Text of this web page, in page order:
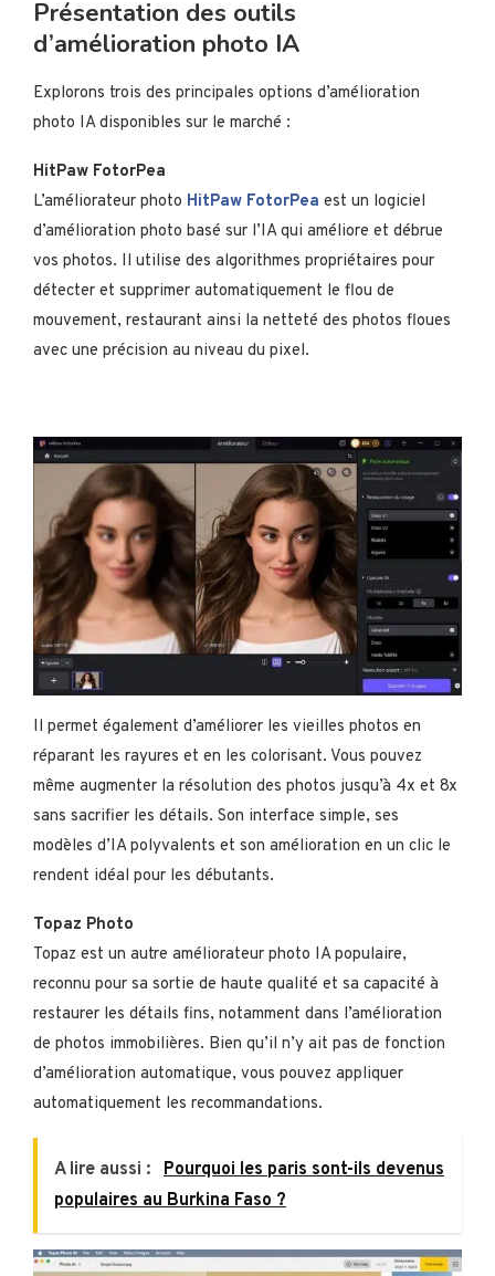
Présentation des outils
d’amélioration photo IA
Explorons trois des principales options d’amélioration
photo IA disponibles sur le marché :
HitPaw FotorPea
L’améliorateur photo HitPaw FotorPea est un logiciel
d’amélioration photo basé sur l’IA qui améliore et débrue
vos photos. Il utilise des algorithmes propriétaires pour
détecter et supprimer automatiquement le flou de
mouvement, restaurant ainsi la netteté des photos floues
avec une précision au niveau du pixel.
Il permet également d’améliorer les vieilles photos en
réparant les rayures et en les colorisant. Vous pouvez
même augmenter la résolution des photos jusqu’à 4x et 8x
sans sacrifier les détails. Son interface simple, ses
modèles d’IA polyvalents et son amélioration en un clic le
rendent idéal pour les débutants.
Topaz Photo
Topaz est un autre améliorateur photo IA populaire,
reconnu pour sa sortie de haute qualité et sa capacité à
restaurer les détails fins, notamment dans l’amélioration
de photos immobilières. Bien qu’il n’y ait pas de fonction
d’amélioration automatique, vous pouvez appliquer
automatiquement les recommandations.
A lire aussi : Pourquoi les paris sont-ils devenus
populaires au Burkina Faso ?